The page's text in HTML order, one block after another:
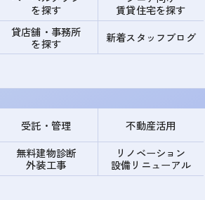
を探す
賃貸住宅を探す
貸店舗・事務所
を探す
新着スタッフブログ
受託・管理 不動産活用
無料建物診断
外装工事
リノベーション
設備リニューアル